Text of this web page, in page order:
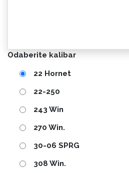
Odaberite kalibar
22 Hornet
22-250
243 Win
270 Win.
30-06 SPRG
308 Win.